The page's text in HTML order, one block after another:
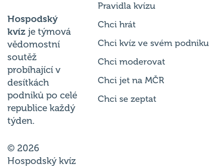
Hospodský
kvíz je týmová
vědomostní
soutěž
probíhající v
desítkách
podniků po celé
republice každý
týden.
© 2026
Hospodský kvíz
Pravidla kvízu
Chci hrát
Chci kvíz ve svém podniku
Chci moderovat
Chci jet na MČR
Chci se zeptat